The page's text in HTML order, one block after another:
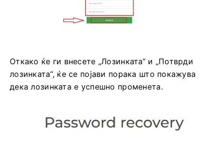
Откако ќе ги внесете „Лозинката“ и „Потврди
лозинката“, ќе се појави порака што покажува
дека лозинката е успешно променета.